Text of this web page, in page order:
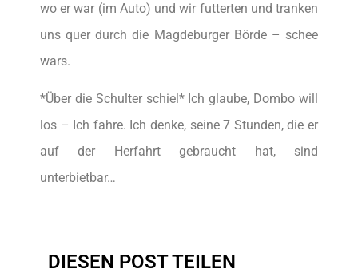
wo er war (im Auto) und wir futterten und tranken
uns quer durch die Magdeburger Börde – schee
wars.
*Über die Schulter schiel* Ich glaube, Dombo will
los – Ich fahre. Ich denke, seine 7 Stunden, die er
auf der Herfahrt gebraucht hat, sind
unterbietbar…
DIESEN POST TEILEN